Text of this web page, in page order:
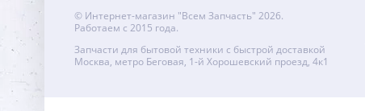
© Интернет-магазин "Всем Запчасть" 2026.
Работаем с 2015 года.
Запчасти для бытовой техники с быстрой доставкой
Москва, метро Беговая, 1-й Хорошевский проезд, 4к1